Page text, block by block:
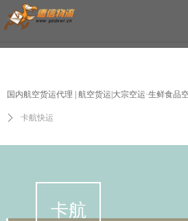
卡航
国内航空货运代理 | 航空货运|大宗空运·生鲜食品
ꄲ 卡航快运